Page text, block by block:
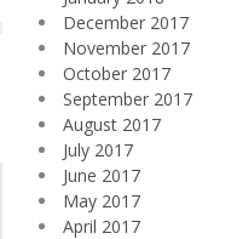
December 2017
November 2017
October 2017
September 2017
August 2017
July 2017
June 2017
May 2017
April 2017